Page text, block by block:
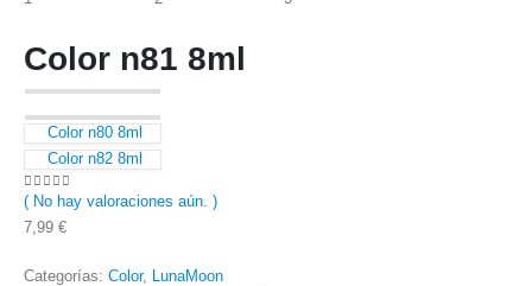
Color n81 8ml
Color n80 8ml
Color n82 8ml
0 out of 5
( No hay valoraciones aún. )
7,99 €
Categorías: Color,
LunaMoon